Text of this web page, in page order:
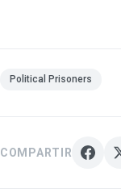
Political Prisoners
COMPARTIR